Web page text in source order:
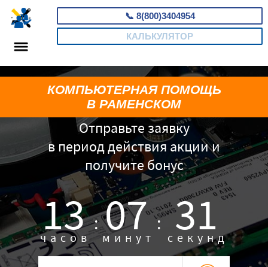
📞 8(800)3404954
КАЛЬКУЛЯТОР
Отправьте заявку
в период действия акции и
получите бонус
13 :
часов 07 :
минут 30
секунд
КОМПЬЮТЕРНАЯ ПОМОЩЬ
В РАМЕНСКОМ